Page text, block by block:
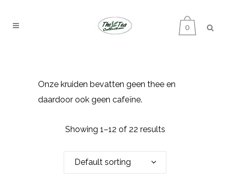
0
Onze kruiden bevatten geen thee en
daardoor ook geen cafeïne.
Showing 1–12 of 22 results
Default sorting